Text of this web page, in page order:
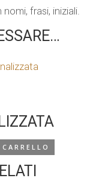
frasi, iniziali.